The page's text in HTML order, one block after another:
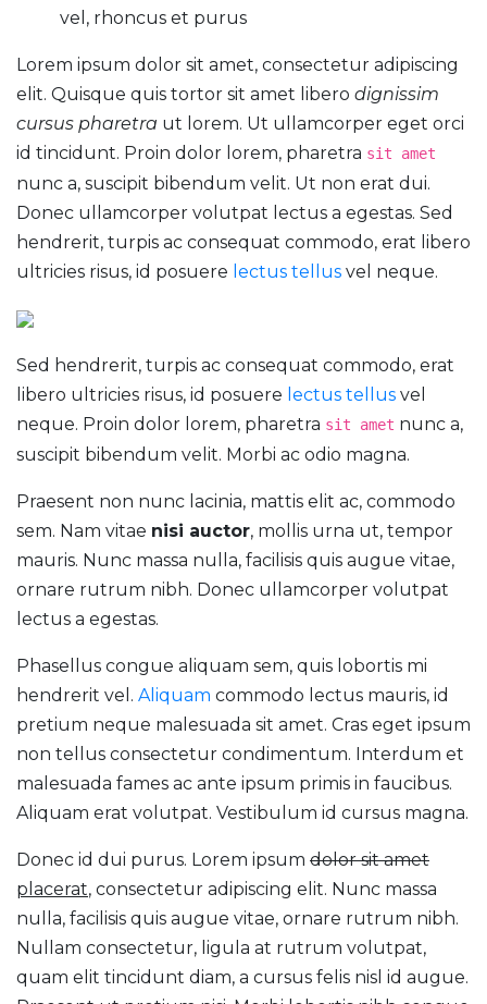
vel, rhoncus et purus
Lorem ipsum dolor sit amet, consectetur adipiscing
elit. Quisque quis tortor sit amet libero dignissim
cursus pharetra ut lorem. Ut ullamcorper eget orci
id tincidunt. Proin dolor lorem, pharetra sit amet
nunc a, suscipit bibendum velit. Ut non erat dui.
Donec ullamcorper volutpat lectus a egestas. Sed
hendrerit, turpis ac consequat commodo, erat libero
ultricies risus, id posuere lectus tellus vel neque.
Sed hendrerit, turpis ac consequat commodo, erat
libero ultricies risus, id posuere lectus tellus vel
neque. Proin dolor lorem, pharetra sit amet nunc a,
suscipit bibendum velit. Morbi ac odio magna.
Praesent non nunc lacinia, mattis elit ac, commodo
sem. Nam vitae nisi auctor, mollis urna ut, tempor
mauris. Nunc massa nulla, facilisis quis augue vitae,
ornare rutrum nibh. Donec ullamcorper volutpat
lectus a egestas.
Phasellus congue aliquam sem, quis lobortis mi
hendrerit vel. Aliquam commodo lectus mauris, id
pretium neque malesuada sit amet. Cras eget ipsum
non tellus consectetur condimentum. Interdum et
malesuada fames ac ante ipsum primis in faucibus.
Aliquam erat volutpat. Vestibulum id cursus magna.
Donec id dui purus. Lorem ipsum dolor sit amet
placerat, consectetur adipiscing elit. Nunc massa
nulla, facilisis quis augue vitae, ornare rutrum nibh.
Nullam consectetur, ligula at rutrum volutpat,
quam elit tincidunt diam, a cursus felis nisl id augue.